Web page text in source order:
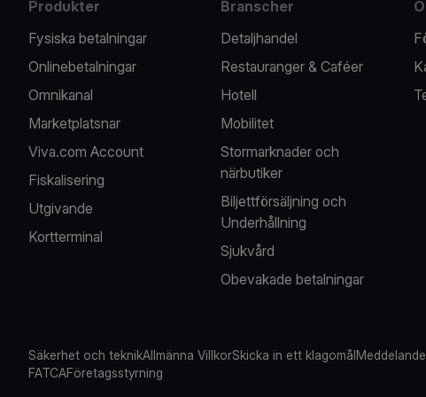
Produkter
Fysiska betalningar
Onlinebetalningar
Omnikanal
Marketplatsnar
Viva.com Account
Fiskalisering
Utgivande
Kortterminal
Branscher
Detaljhandel
Restauranger & Caféer
Hotell
Mobilitet
Stormarknader och
närbutiker
Biljettförsäljning och
Underhållning
Sjukvård
Obevakade betalningar
Säkerhet och teknikAllmänna VillkorSkicka in ett klagomål
FATCAFöretagsstyrning